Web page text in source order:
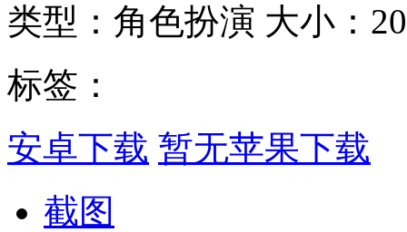
类型：角色扮演 大小：
标签：
安卓下载 暂无苹果下载
截图